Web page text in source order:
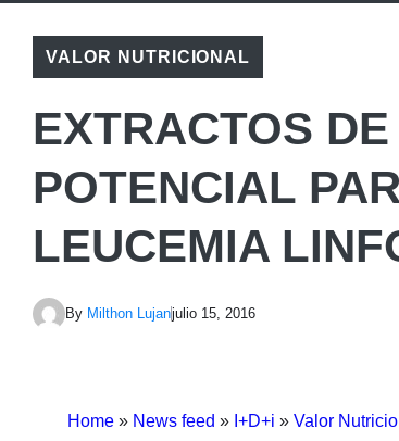
VALOR NUTRICIONAL
EXTRACTOS
POTENCIAL
LEUCEMIA
By Milthon Lujanjulio 15, 2016
Home » News feed » I+D+i » Valor